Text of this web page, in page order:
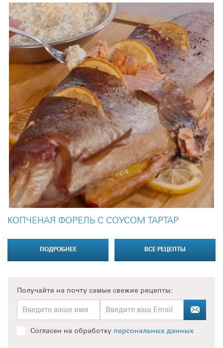
КОПЧЕНАЯ ФОРЕЛЬ С СОУСОМ ТАРТАР
ПОДРОБНЕЕ ВСЕ РЕЦЕПТЫ
Получайте на почту самые свежие рецепты:
Согласен на обработку персональных данных